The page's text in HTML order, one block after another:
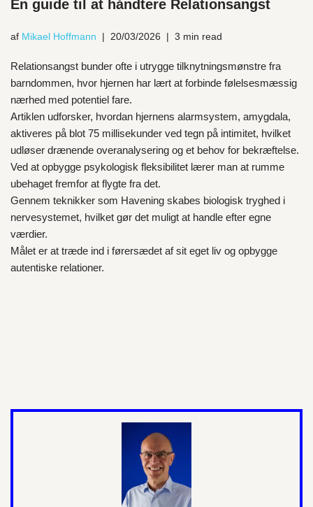
En guide til at håndtere Relationsangst
af Mikael Hoffmann 20/03/2026 3 min read
Relationsangst bunder ofte i utrygge tilknytningsmønstre fra
barndommen, hvor hjernen har lært at forbinde følelsesmæssig
nærhed med potentiel fare.
Artiklen udforsker, hvordan hjernens alarmsystem, amygdala,
aktiveres på blot 75 millisekunder ved tegn på intimitet, hvilket
udløser drænende overanalysering og et behov for bekræftelse.
Ved at opbygge psykologisk fleksibilitet lærer man at rumme
ubehaget fremfor at flygte fra det.
Gennem teknikker som Havening skabes biologisk tryghed i
nervesystemet, hvilket gør det muligt at handle efter egne
værdier.
Målet er at træde ind i førersædet af sit eget liv og opbygge
autentiske relationer.